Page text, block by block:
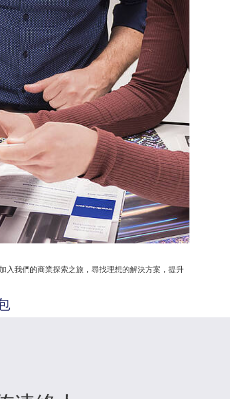
入我們的商業探索之旅，尋找理想的解決方案，提升